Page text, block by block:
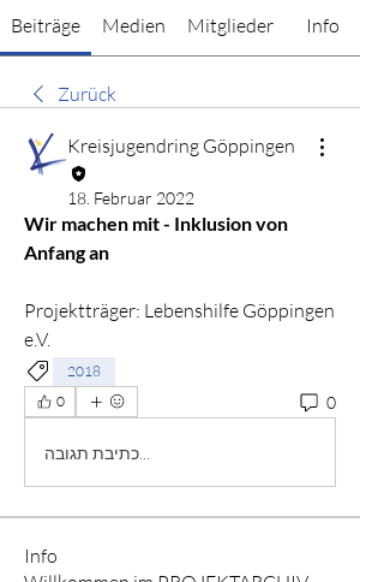
Beiträge Medien Mitglieder Info
Zurück
Kreisjugendring Göppingen
18. Februar 2022
Wir machen mit - Inklusion von
Anfang an
Projektträger: Lebenshilfe Göppingen
e.V.
2018
0
0
Info